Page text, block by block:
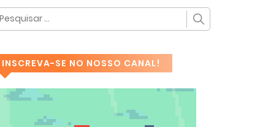
INSCREVA-SE NO NOSSO CANAL!